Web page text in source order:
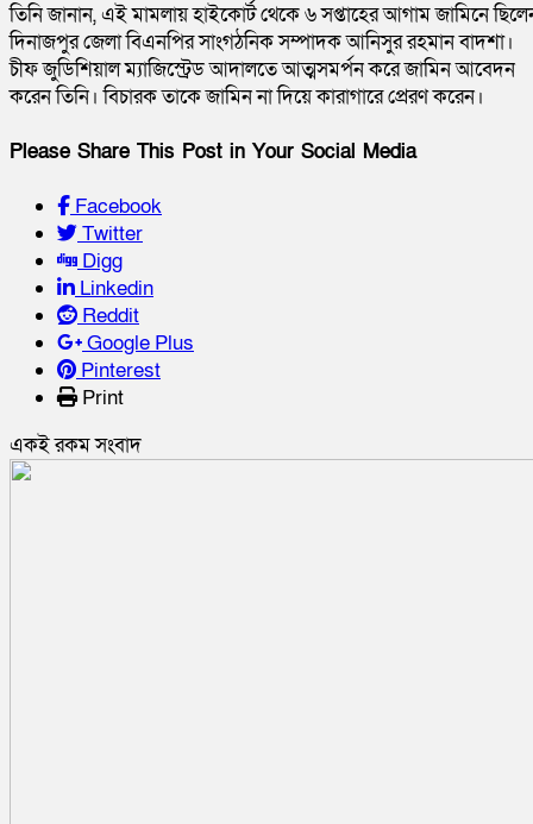
তিনি জানান, এই মামলায় হাইকোর্ট থেকে ৬ সপ্তাহের আগাম জামিনে
দিনাজপুর জেলা বিএনপির সাংগঠনিক সম্পাদক আনিসুর রহমান বাদশা।
চীফ জুডিশিয়াল ম্যাজিস্ট্রেড আদালতে আত্মসমর্পন করে জামিন আবেদন
করেন তিনি। বিচারক তাকে জামিন না দিয়ে কারাগারে প্রেরণ করেন।
Please Share This Post in Your Social Media
Facebook
Twitter
Digg
Linkedin
Reddit
Google Plus
Pinterest
Print
একই রকম সংবাদ